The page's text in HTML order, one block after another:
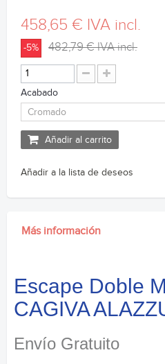
458,65 € IVA incl.
-5% 482,79 €IVA incl.
Acabado
Añadir al carrito
Añadir a la lista de deseos
Más información
Escape Doble
CAGIVA
Envío Gratuito